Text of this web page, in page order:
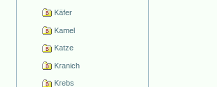
Käfer
Kamel
Katze
Kranich
Krebs